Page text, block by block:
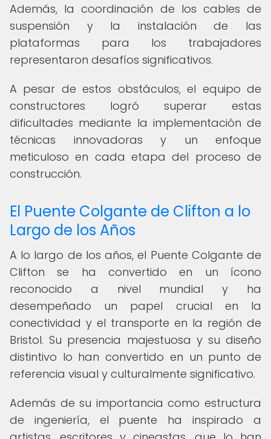
Además, la coordinación de los cables de
suspensión y la instalación de las
plataformas para los trabajadores
representaron desafíos significativos.
A pesar de estos obstáculos, el equipo de
constructores logró superar estas
dificultades mediante la implementación de
técnicas innovadoras y un enfoque
meticuloso en cada etapa del proceso de
construcción.
El Puente Colgante de Clifton a lo
Largo de los Años
A lo largo de los años, el Puente Colgante de
Clifton se ha convertido en un ícono
reconocido a nivel mundial y ha
desempeñado un papel crucial en la
conectividad y el transporte en la región de
Bristol. Su presencia majestuosa y su diseño
distintivo lo han convertido en un punto de
referencia visual y culturalmente significativo.
Además de su importancia como estructura
de ingeniería, el puente ha inspirado a